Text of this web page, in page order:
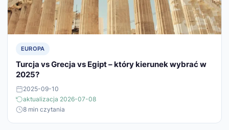
EUROPA
Turcja vs Grecja vs Egipt – który kierunek wybrać w
2025?
2025-09-10
aktualizacja 2026-07-08
8 min czytania